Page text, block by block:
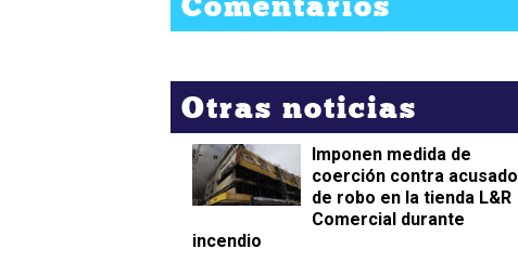
Otras noticias
Imponen medida de
coerción contra acusado
de robo en la tienda L&R
Comercial durante
incendio